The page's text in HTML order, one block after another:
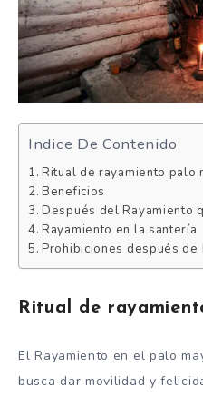
Indice De Contenido
Ritual de rayamiento palo
Beneficios
Después del Rayamiento
Rayamiento en la santería
Prohibiciones después de
Ritual de
El Rayamiento en el palo
busca dar movilidad y